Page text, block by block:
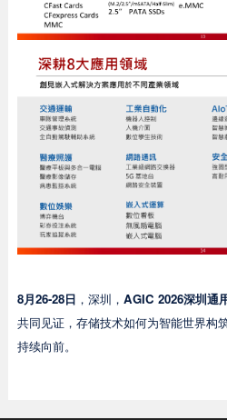
8月26-28日 ，深圳， AGIC 2026深圳通
共同见证，存储技术如何为智能世界构
持续向前。